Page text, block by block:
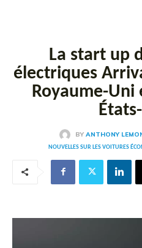
La start up
électriques
Royaume-Uni
BY ANTHONY
NOUVELLES SUR LES VOITURES